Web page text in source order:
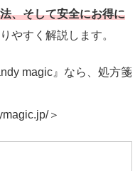
、そして安全にお得に
りやすく解説します。
magic』なら、処方箋
＞